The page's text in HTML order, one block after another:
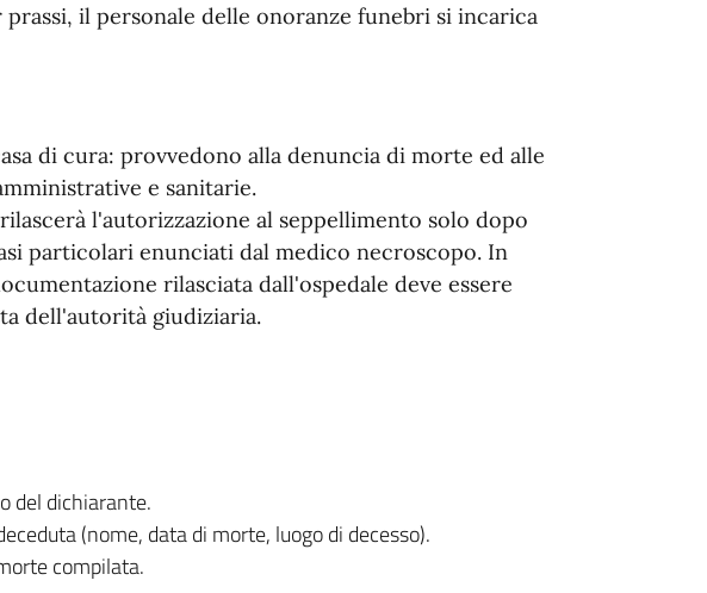
il personale delle onoranze funebri si incarica
di cura: provvedono alla denuncia di morte ed alle
e sanitarie.
l'autorizzazione al seppellimento solo dopo
particolari enunciati dal medico necroscopo. In
rilasciata dall'ospedale deve essere
dell'autorità giudiziaria.
del dichiarante.
(nome, data di morte, luogo di decesso).
compilata.